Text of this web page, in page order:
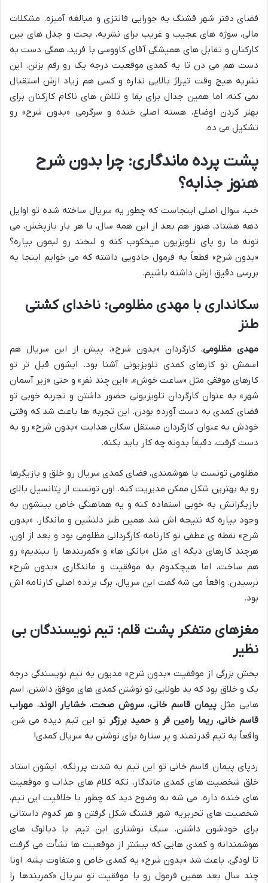
فضای دفتر شهر قشنگ یه جورایی فانتزی و مبالغه آمیزه. مشکلات
مالی، سوژه های عجیب و غریب برای نشریه، بحث و جدل های بین
کارکنان و تقابل های همیشگی آقای کاووسی با فرید، همگی دست به
دست هم می دن تا یه کمدی موقعیت درجه یک رو رقم بزنن. این
نشریه هیچ وقت تیراژ بالایی نداره و کسی هم زیاد ازش استقبال
نمی کنه، اما همین جدال برای بقا و تلاش های ناکام کارکنان برای
بهتر کردن اوضاع، هسته اصلی خنده و سرگرمی «بدون شرح» رو
تشکیل می ده.
پشت پرده ماندگاری: چرا بدون شرح
هنوز جذابه؟
خب، سوال اصلی اینجاست که چطور یه سریال ساخته شده تو اوایل
دهه هشتاد، هنوز هم بعد از این همه سال، با هر بار بازپخش، می
تونه ما رو پای تلویزیون میخکوب کنه و لبخند رو لبمون بیاره؟
«بدون شرح» قطعاً یه فرمول جادویی داشته که می خوایم اینجا یه
بررسی دقیق ازش داشته باشیم.
سکانداری با مهدی مظلومی: ناخدای کشتی
طنز
مهدی مظلومی، کارگردان «بدون شرح»، پیش از این سریال هم
اسمش تو کارهای کمدی تلویزیونی آشنا بود. ایشون قبل تر تو
کارهای موفقی مثل «ساعت خوش»، «این چند نفر» و حتی «زیر آسمان
شهر» به عنوان کارگردان تلویزیونی حضور داشتن و تجربه خوبی تو
فضای کمدی به دست آورده بودن. این تجربه ها باعث شد که وقتی
خودش به عنوان کارگردان مستقل سکان هدایت «بدون شرح» رو به
دست گرفت، دقیقاً بدونه چه کار باید بکنه.
مظلومی تونست با هوشمندی، فضای کمدی سریال رو خلق و بازیگرها
رو به بهترین شکل ممکن مدیریت کنه. اون تونست از پتانسیل بالای
بازیگرانش به خوبی استفاده کنه و یه هماهنگی خاص بینشون به
وجود بیاره که نتیجه اش شد همین طنز دلنشین و ماندگار. «بدون
شرح» نقطه ی عطفی تو کارنامه کارگردانی مظلومی بود و بعد از اون،
هرچند کارهای دیگه ای مثل «بانکی ها» و «کمربندها را ببندیم» رو
هم ساخت، اما هیچکدوم به موفقیت و ماندگاری «بدون شرح»
نرسیدن. واقعاً می شه گفت این سریال، برگ برنده اصلی کارنامه اش
بود.
مغزهای متفکر پشت قلم: تیم نویسندگان بی
نظیر
بخش بزرگی از موفقیت «بدون شرح» مدیون یه تیم نویسندگی درجه
یک و خلاق بود که ید طولایی تو نوشتن کمدی های موفق داشتن. اسم
هایی مثلپیمان قاسم خانی،سروش صحت، خشایار الوند، مهراب
قاسم خانی، ریما رامین فر و حمید برزگر تو این تیم دیده می شن.
واقعاً یه تیم قدرتمند و پر ستاره برای نوشتن یه سریال کمدی!
ردپای پیمان قاسم خانی تو این تیم به شدت پررنگه. ایشون استاد
خلق شخصیت های کمدی ماندگار، تکه کلام های جذاب و موقعیت
های خنده داره. می شه به وضوح دید که چطور با خلاقیت این تیم،
شخصیت های تحریریه شهر قشنگ شکل گرفتن و هر کدوم داستانی
برای خودشون داشتن. سبک نوشتاری این تیم، با دیالوگ های
هوشمندانه و کمدی هایی که بیشتر از موقعیت ها نشأت می گرفت
تا لودگی، باعث شد «بدون شرح» یه کمدی خاص و متفاوت بشه. اونا
چند سال بعد همین فرمول رو با موفقیت تو سریال «کمربندها را